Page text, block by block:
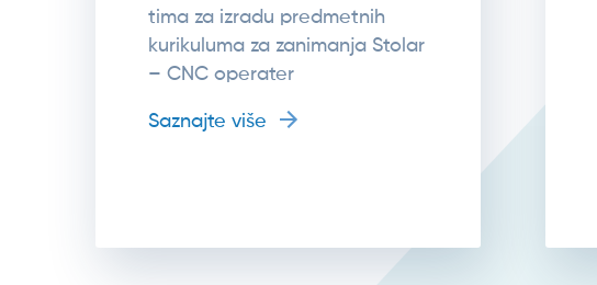
tima za izradu predmetnih
kurikuluma za zanimanja Stolar
– CNC operater
Saznajte više